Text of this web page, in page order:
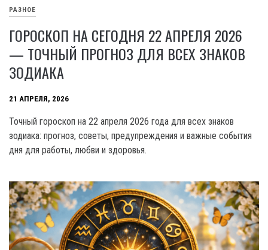
РАЗНОЕ
ГОРОСКОП НА СЕГОДНЯ 22 АПРЕЛЯ 2026
— ТОЧНЫЙ ПРОГНОЗ ДЛЯ ВСЕХ ЗНАКОВ
ЗОДИАКА
21 АПРЕЛЯ, 2026
Точный гороскоп на 22 апреля 2026 года для всех знаков
зодиака: прогноз, советы, предупреждения и важные события
дня для работы, любви и здоровья.